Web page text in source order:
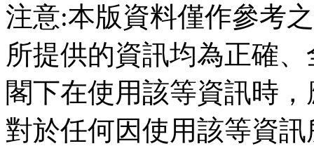
注意:本版資料僅作參考
所提供的資訊均為正確
閣下在使用該等資訊時
對於任何因使用該等資